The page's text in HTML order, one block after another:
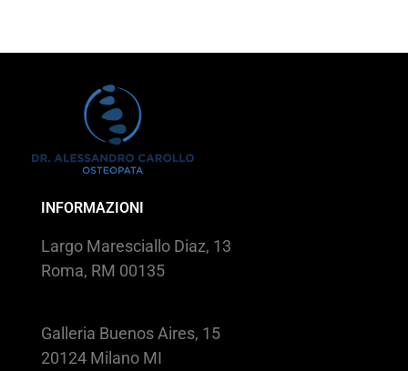
INFORMAZIONI
Largo Maresciallo Diaz, 13
Roma, RM 00135
Galleria Buenos Aires, 15
20124 Milano MI